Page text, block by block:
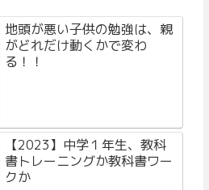
地頭が悪い子供の勉強は、親
がどれだけ動くかで変わ
る！！
【2023】中学１年生、教科
書トレーニングか教科書ワー
クか